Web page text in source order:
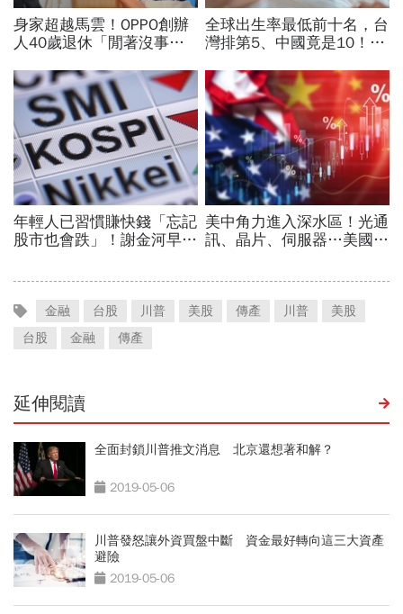
金融 台股 川普 美股 傳產 川普
美股
台股
金融 傳產
延伸閱讀
全面封鎖川普推文消息 北京還想著和解？
2019-05-06
川普發怒讓外資買盤中斷 資金最好轉向這三大資產
避險
2019-05-06